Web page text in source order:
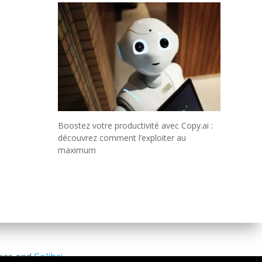
Boostez votre productivité avec Copy.ai :
découvrez comment l’exploiter au
maximum
andColibri